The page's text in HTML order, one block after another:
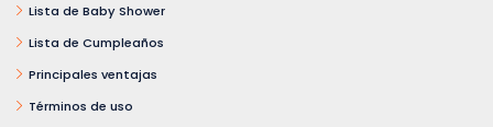
Lista de Baby Shower
Lista de Cumpleaños
Principales ventajas
Términos de uso